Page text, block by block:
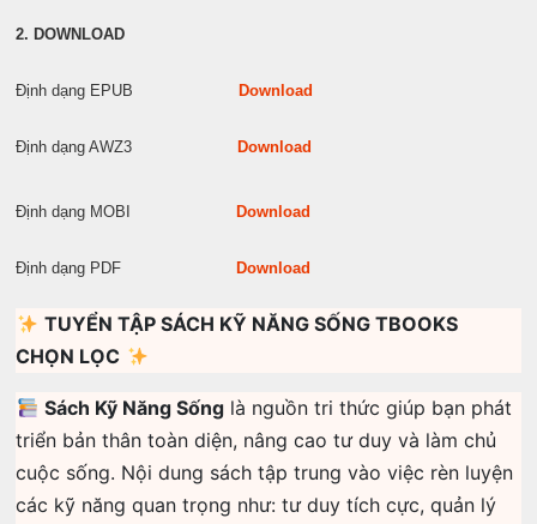
2. DOWNLOAD
Định dạng EPUB Download
Định dạng AWZ3 Download
Định dạng MOBI Download
Định dạng PDF Download
TUYỂN TẬP SÁCH KỸ NĂNG SỐNG TBOOKS
CHỌN LỌC
Sách Kỹ Năng Sốnglà nguồn tri thức giúp bạn phát
triển bản thân toàn diện, nâng cao tư duy và làm chủ
cuộc sống. Nội dung sách tập trung vào việc rèn luyện
các kỹ năng quan trọng như: tư duy tích cực, quản lý